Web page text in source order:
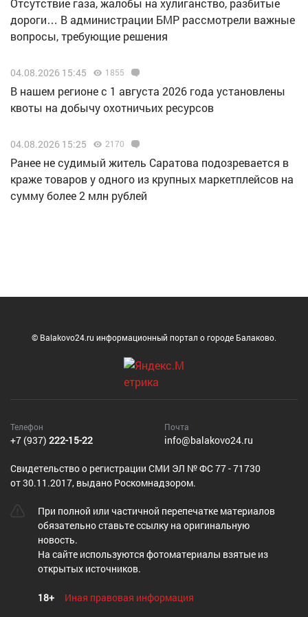
Отсутствие газа, жалобы на хулиганство, разбитые
дороги… В администрации БМР рассмотрели важные
вопросы, требующие решения
04.08.2026 15:45 1855
В нашем регионе с 1 августа 2026 года установлены
квоты на добычу охотничьих ресурсов
04.08.2026 15:25 2170
Ранее не судимый житель Саратова подозревается в
краже товаров у одного из крупных маркетплейсов на
сумму более 2 млн рублей
© Balakovo24.ru информационный портал о городе Балаково.
Телефон
+7 (937) 222-15-22
Почта
info@balakovo24.ru
Cвидетельство о регистрации СМИ ЭЛ № ФС 77 - 71730
от 30.11.2017, выдано Роскомнадзором.
При полной или частичной перепечатке материалов
обязательно ставьте ссылку на оригинальную
новость.
На сайте используются фотоматериалы взятые из
открытых источников.
18+ Иная правовая информация